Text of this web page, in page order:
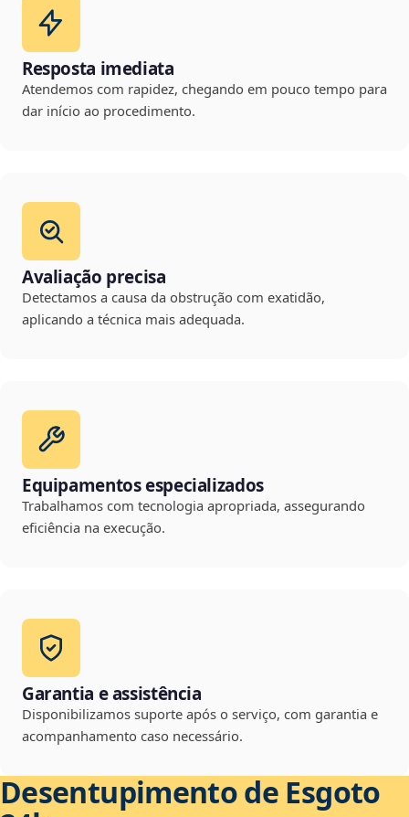
Resposta imediata
Atendemos com rapidez, chegando em pouco tempo para
dar início ao procedimento.
Avaliação precisa
Detectamos a causa da obstrução com exatidão,
aplicando a técnica mais adequada.
Equipamentos especializados
Trabalhamos com tecnologia apropriada, assegurando
eficiência na execução.
Garantia e assistência
Disponibilizamos suporte após o serviço, com garantia e
acompanhamento caso necessário.
Desentupimento de Esgoto